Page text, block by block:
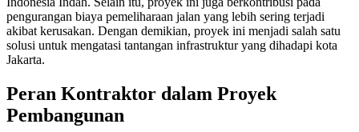
pengurangan biaya pemeliharaan jalan yang lebih sering terjadi
akibat kerusakan. Dengan demikian, proyek ini menjadi salah satu
solusi untuk mengatasi tantangan infrastruktur yang dihadapi kota
Jakarta.
Peran Kontraktor dalam Proyek
Pembangunan